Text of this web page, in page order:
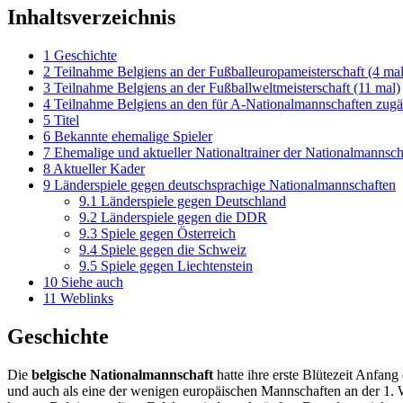
Inhaltsverzeichnis
1 Geschichte
2 Teilnahme Belgiens an der Fußballeuropameisterschaft (4
3 Teilnahme Belgiens an der Fußballweltmeisterschaft (11 mal)
4 Teilnahme Belgiens an den für A-Nationalmannschaften
5 Titel
6 Bekannte ehemalige Spieler
7 Ehemalige und aktueller Nationaltrainer der
8 Aktueller Kader
9 Länderspiele gegen deutschsprachige Nationalmannschaften
9.1 Länderspiele gegen Deutschland
9.2 Länderspiele gegen die DDR
9.3 Spiele gegen Österreich
9.4 Spiele gegen die Schweiz
9.5 Spiele gegen Liechtenstein
10 Siehe auch
11 Weblinks
Geschichte
Die belgische Nationalmannschaft hatte ihre erste Blütezeit
und auch als eine der wenigen europäischen Mannschaften an der